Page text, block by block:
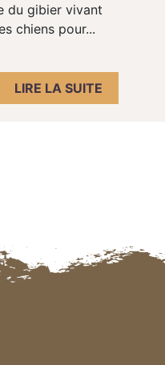
du gibier vivant
chiens pour...
LIRE LA SUITE